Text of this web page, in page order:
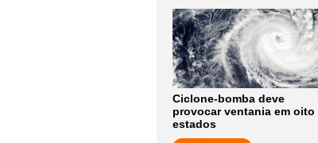
Ciclone-bomba deve
provocar ventania em oito
estados